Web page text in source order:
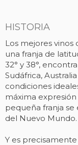
HISTORIA
Los mejores
una franja de
32° y 38°,
Sudáfrica,
condiciones
máxima expresión
pequeña franja se
del Nuevo Mundo.
Y es